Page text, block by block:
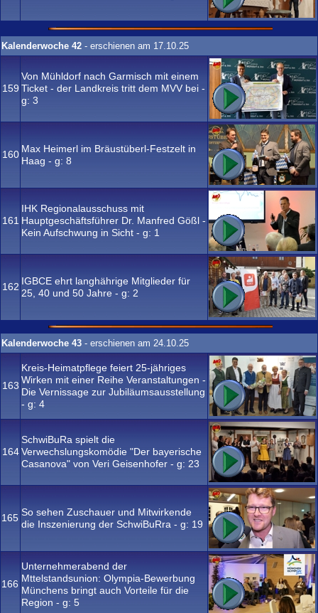
Kalenderwoche 42 - erschienen am 17.10.25
159
Von Mühldorf nach Garmisch mit einem
Ticket - der Landkreis tritt dem MVV bei -
g: 3
160 Max Heimerl im Bräustüberl-Festzelt in
Haag - g: 8
161
IHK Regionalausschuss mit
Hauptgeschäftsführer Dr. Manfred Gößl -
Kein Aufschwung in Sicht - g: 1
162 IGBCE ehrt langhährige Mitglieder für
25, 40 und 50 Jahre - g: 2
Kalenderwoche 43 - erschienen am 24.10.25
163
Kreis-Heimatpflege feiert 25-jähriges
Wirken mit einer Reihe Veranstaltungen -
Die Vernissage zur Jubiläumsausstellung
- g: 4
164
SchwiBuRa spielt die
Verwechslungskomödie "Der bayerische
Casanova" von Veri Geisenhofer - g: 23
165 So sehen Zuschauer und Mitwirkende
die Inszenierung der SchwiBuRra - g: 19
166
Unternehmerabend der
Mttelstandsunion: Olympia-Bewerbung
Münchens bringt auch Vorteile für die
Region - g: 5